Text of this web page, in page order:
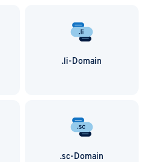
.li-Domain
.sc-Domain